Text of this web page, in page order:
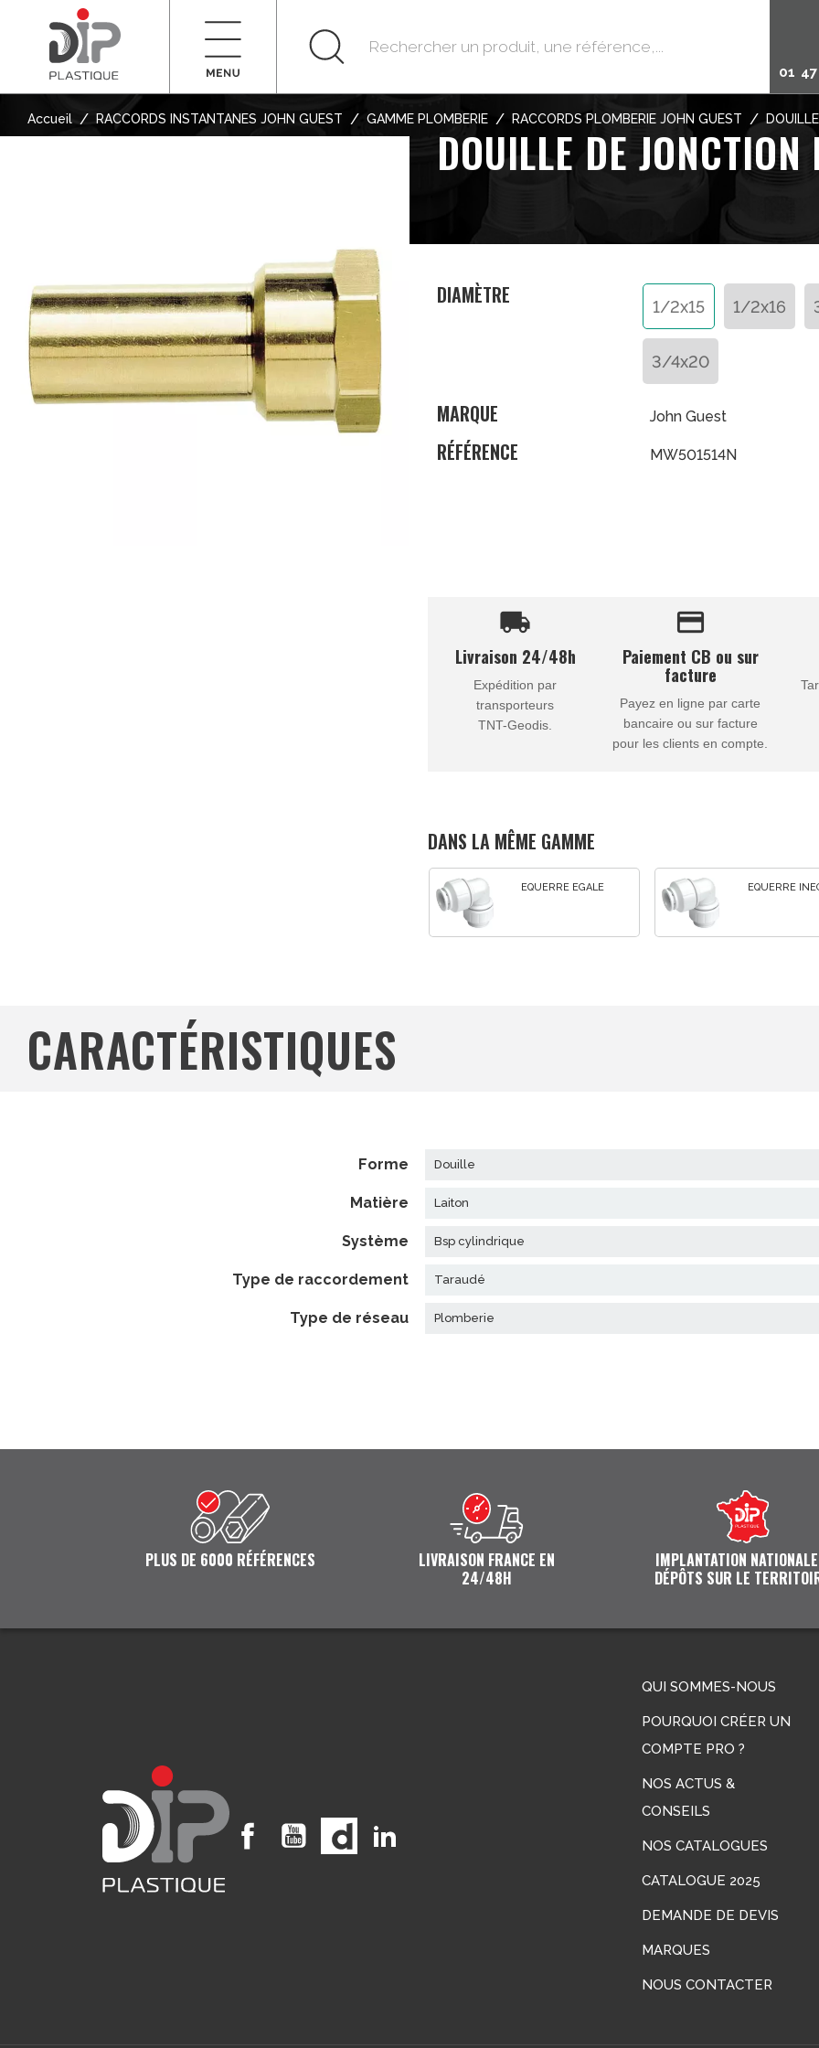
01
Accueil / RACCORDS INSTANTANES JOHN GUEST / GAMME PLOMBERIE / RACCORDS PLOMBERIE JOHN GUEST /
DOUILLE DE
DIAMÈTRE 1/2x15 1/2x16
3/4x20
MARQUE John Guest
RÉFÉRENCE MW501514N
local_shipping
Livraison 24/48h
Expédition par
transporteurs
TNT-Geodis.
credit_card
Paiement CB ou sur
facture
Payez en ligne par carte
bancaire ou sur facture
pour les clients en compte.
DANS LA MÊME GAMME
EQUERRE EGALE EQUERRE
CARACTÉRISTIQUES
forme douille
matière laiton
système bsp cylindrique
type de raccordement taraudé
type de réseau plomberie
PLUS DE 6000 RÉFÉRENCES
LIVRAISON FRANCE EN
24/48H
IMPLANTATION
DÉPÔTS SUR LE
FacebookYouTube
QUI SOMMES-NOUS
POURQUOI CRÉER UN
COMPTE PRO ?
NOS ACTUS &
CONSEILS
NOS CATALOGUES
CATALOGUE 2025
DEMANDE DE DEVIS
MARQUES
NOUS CONTACTER